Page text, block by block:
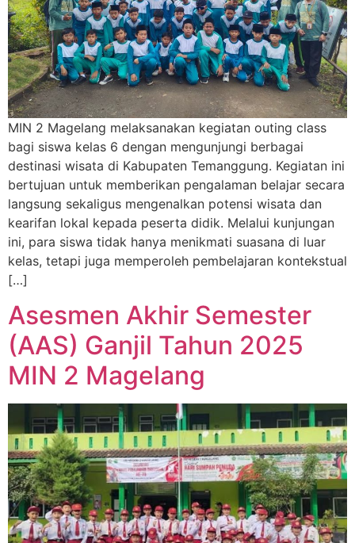
MIN 2 Magelang melaksanakan kegiatan outing class
bagi siswa kelas 6 dengan mengunjungi berbagai
destinasi wisata di Kabupaten Temanggung. Kegiatan ini
bertujuan untuk memberikan pengalaman belajar secara
langsung sekaligus mengenalkan potensi wisata dan
kearifan lokal kepada peserta didik. Melalui kunjungan
ini, para siswa tidak hanya menikmati suasana di luar
kelas, tetapi juga memperoleh pembelajaran kontekstual
[…]
Asesmen Akhir Semester
(AAS) Ganjil Tahun 2025
MIN 2 Magelang